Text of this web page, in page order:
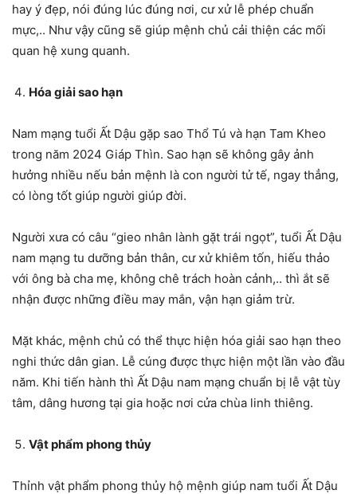
hay ý đẹp, nói đúng lúc đúng nơi, cư xử lễ phép chuẩn
mực,.. Như vậy cũng sẽ giúp mệnh chủ cải thiện các mối
quan hệ xung quanh.
Hóa giải sao hạn
Nam mạng tuổi Ất Dậu gặp sao Thổ Tú và hạn Tam Kheo
trong năm 2024 Giáp Thìn. Sao hạn sẽ không gây ảnh
hưởng nhiều nếu bản mệnh là con người tử tế, ngay thẳng,
có lòng tốt giúp người giúp đời.
Người xưa có câu “gieo nhân lành gặt trái ngọt”, tuổi Ất Dậu
nam mạng tu dưỡng bản thân, cư xử khiêm tốn, hiếu thảo
với ông bà cha mẹ, không chê trách hoàn cảnh,.. thì ắt sẽ
nhận được những điều may mắn, vận hạn giảm trừ.
Mặt khác, mệnh chủ có thể thực hiện hóa giải sao hạn theo
nghi thức dân gian. Lễ cúng được thực hiện một lần vào đầu
năm. Khi tiến hành thì Ất Dậu nam mạng chuẩn bị lễ vật tùy
tâm, dâng hương tại gia hoặc nơi cửa chùa linh thiêng.
Vật phẩm phong thủy
Thỉnh vật phẩm phong thủy hộ mệnh giúp nam tuổi Ất Dậu